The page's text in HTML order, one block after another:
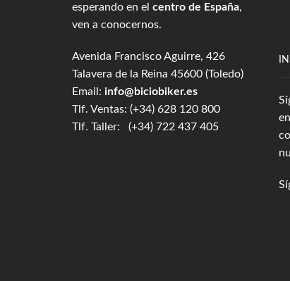
esperando en el centro de España,
ven a conocernos.
Avenida Francisco Aguirre, 426
Talavera de la Reina 45600 (Toledo)
Email: info@biciobiker.es
Tlf. Ventas: (+34) 628 120 800
Tlf. Taller: (+34) 722 437 405